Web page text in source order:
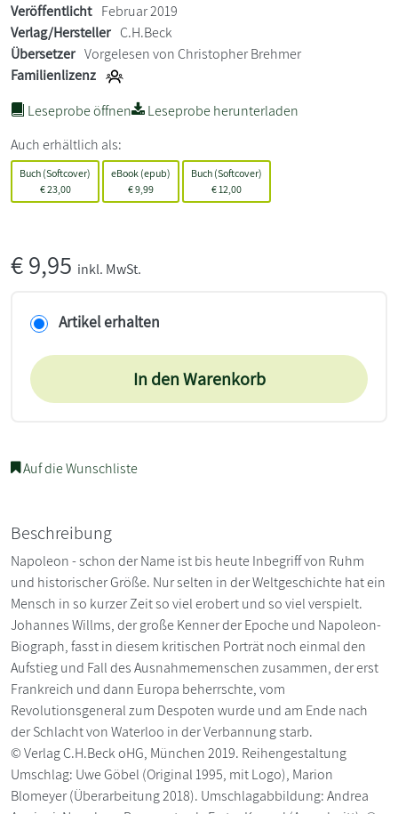
Veröffentlicht Februar 2019
Verlag/Hersteller C.H.Beck
Übersetzer Vorgelesen von Christopher Brehmer
Familienlizenz
Leseprobe öffnen
Leseprobe herunterladen
Auch erhältlich als:
Buch (Softcover)
€23,00
eBook (epub)
€9,99
Buch (Softcover)
€ 12,00
€9,95 inkl. MwSt.
Artikel erhalten
In den Warenkorb
Auf die Wunschliste
Beschreibung
Napoleon - schon der Name ist bis heute Inbegriff von Ruhm
und historischer Größe. Nur selten in der Weltgeschichte hat ein
Mensch in so kurzer Zeit so viel erobert und so viel verspielt.
Johannes Willms, der große Kenner der Epoche und Napoleon-
Biograph, fasst in diesem kritischen Porträt noch einmal den
Aufstieg und Fall des Ausnahmemenschen zusammen, der erst
Frankreich und dann Europa beherrschte, vom
Revolutionsgeneral zum Despoten wurde und am Ende nach
der Schlacht von Waterloo in der Verbannung starb.
© Verlag C.H.Beck oHG, München 2019. Reihengestaltung
Umschlag: Uwe Göbel (Original 1995, mit Logo), Marion
Blomeyer (Überarbeitung 2018). Umschlagabbildung: Andrea